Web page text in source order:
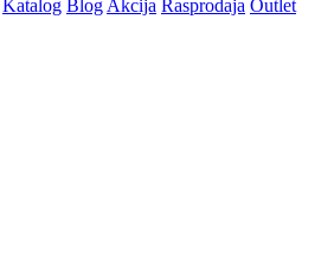
Katalog Blog Akcija Rasprodaja Outlet